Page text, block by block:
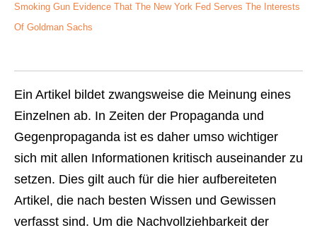
Smoking Gun Evidence That The New York Fed Serves The Interests
Of Goldman Sachs
Ein Artikel bildet zwangsweise die Meinung eines
Einzelnen ab. In Zeiten der Propaganda und
Gegenpropaganda ist es daher umso wichtiger
sich mit allen Informationen kritisch auseinander zu
setzen. Dies gilt auch für die hier aufbereiteten
Artikel, die nach besten Wissen und Gewissen
verfasst sind. Um die Nachvollziehbarkeit der